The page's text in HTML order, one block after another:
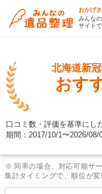
おかげ
みんな
サイト
北海道新
おす
口コミ数・評価を基準にし
期間：2017/10/1〜2026/08/
※ 同率の場合、対応可能サ
集計タイミングで、順位が